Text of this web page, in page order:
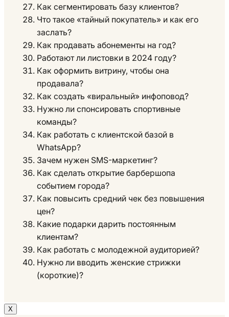
Как сегментировать базу клиентов?
Что такое «тайный покупатель» и как его
заслать?
Как продавать абонементы на год?
Работают ли листовки в 2024 году?
Как оформить витрину, чтобы она
продавала?
Как создать «виральный» инфоповод?
Нужно ли спонсировать спортивные
команды?
Как работать с клиентской базой в
WhatsApp?
Зачем нужен SMS-маркетинг?
Как сделать открытие барбершопа
событием города?
Как повысить средний чек без повышения
цен?
Какие подарки дарить постоянным
клиентам?
Как работать с молодежной аудиторией?
Нужно ли вводить женские стрижки
(короткие)?
Х